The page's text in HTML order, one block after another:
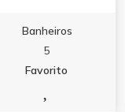
dos ambientes
para
morar com
Banheiros
5
Favorito